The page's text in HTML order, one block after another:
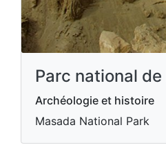
Parc national
Archéologie et histoire
Masada National Park